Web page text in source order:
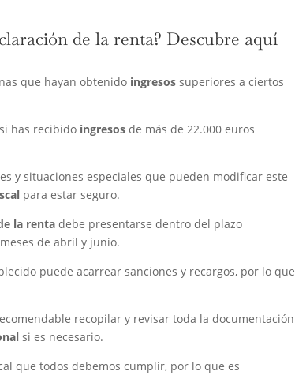
de la renta? Descubre aquí
que hayan obtenido ingresos superiores a ciertos
si has recibido ingresos de más de 22.000 euros
y situaciones especiales que pueden modificar este
para estar seguro.
la renta debe presentarse dentro del plazo
de abril y junio.
puede acarrear sanciones y recargos, por lo que
recopilar y revisar toda la documentación
si es necesario.
que todos debemos cumplir, por lo que es